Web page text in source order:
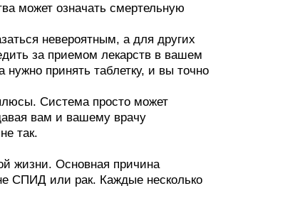
может означать смертельную
невероятным, а для других
за приемом лекарств в вашем
принять таблетку, и вы точно
Система просто может
вам и вашему врачу
так.
жизни. Основная причина
СПИД или рак. Каждые несколько